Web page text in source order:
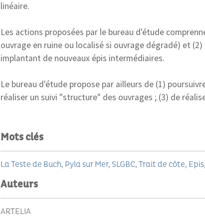
linéaire.
Les actions proposées par le bureau d'étude
ouvrage en ruine ou localisé si ouvrage dégradé) et
implantant de nouveaux épis intermédiaires.
Le bureau d'étude propose par ailleurs de (1)
réaliser un suivi "structure" des ouvrages ; (3) de
Mots clés
La Teste de Buch Pyla sur Mer SLGBC Trait de côte Epis
Auteurs
ARTELIA